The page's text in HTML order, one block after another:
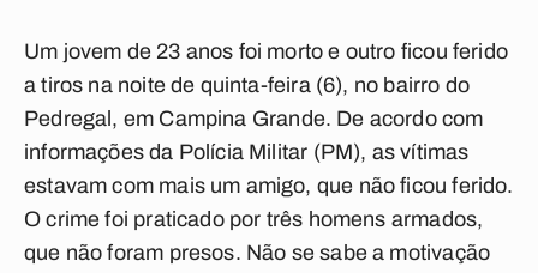
Um jovem de 23 anos foi morto e outro ficou ferido
a tiros na noite de quinta-feira (6), no bairro do
Pedregal , em Campina Grande. De acordo com
informações da Polícia Militar (PM), as vítimas
estavam com mais um amigo, que não ficouferido.
O crime foi praticado por três homens armados,
que não foram presos. Não se sabe a motivação